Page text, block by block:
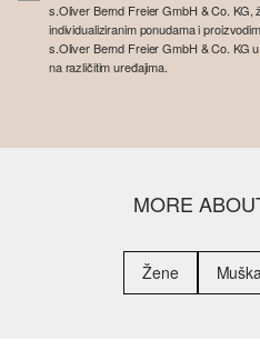
s.Oliver Bernd Freier GmbH & Co. KG,
individualiziranim ponudama i
s.Oliver Bernd Freier GmbH & Co. KG
na različitim uređajima.
MORE
Žene